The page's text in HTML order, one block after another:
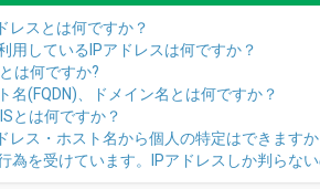
レスとは何ですか？
用しているIPアドレスは何ですか？
とは何ですか?
名(FQDN)、ドメイン名とは何ですか？
とは何ですか？
レス・ホスト名から個人の特定はできますか
為を受けています。IPアドレスしか判らな